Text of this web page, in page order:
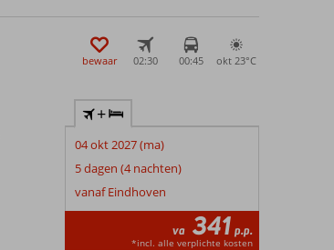
bewaar 02:30 00:45 okt 23°C
+
04 okt 2027 (ma)
5 dagen (4 nachten)
vanaf Eindhoven
va 341 p.p.
*incl. alle verplichte kosten